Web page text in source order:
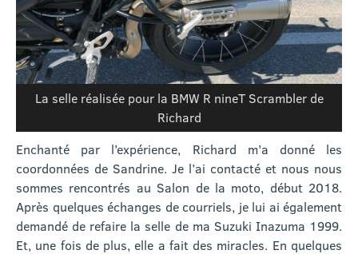
La selle réalisée pour la BMW R nineT Scrambler de
Richard
Enchanté par l’expérience, Richard m’a donné les
coordonnées de Sandrine. Je l’ai contacté et nous nous
sommes rencontrés au Salon de la moto, début 2018.
Après quelques échanges de courriels, je lui ai également
demandé de refaire la selle de ma Suzuki Inazuma 1999.
Et, une fois de plus, elle a fait des miracles. En quelques